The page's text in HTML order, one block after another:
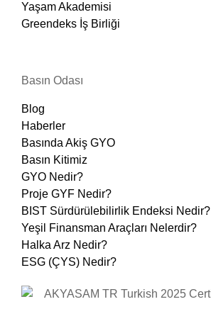
Yaşam Akademisi
Greendeks İş Birliği
Basın Odası
Blog
Haberler
Basında Akiş GYO
Basın Kitimiz
GYO Nedir?
Proje GYF Nedir?
BIST Sürdürülebilirlik Endeksi Nedir?
Yeşil Finansman Araçları Nelerdir?
Halka Arz Nedir?
ESG (ÇYS) Nedir?